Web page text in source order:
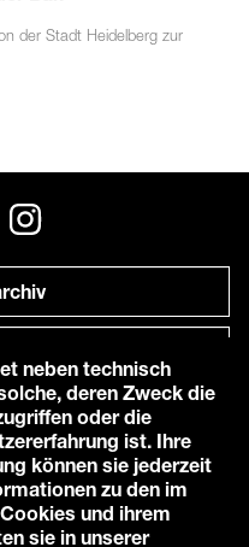
der Stadt Heidelberg zur
uns
e.V.
neben technisch
deren Zweck die
oder die
ist. Ihre
können sie jederzeit
zu den im
und ihrem
sie in unserer